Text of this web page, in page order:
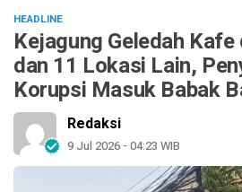
HEADLINE
Kejagung Geledah Kafe
dan 11 Lokasi Lain,
Korupsi Masuk Babak
Redaksi
9 Jul 2026 - 04:23 WIB